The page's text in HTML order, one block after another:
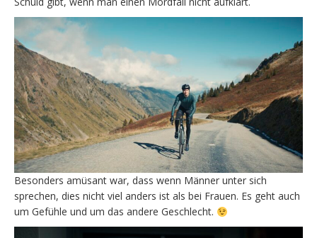
Besonders amüsant war, dass wenn Männer unter sich
sprechen, dies nicht viel anders ist als bei Frauen. Es geht auch
um Gefühle und um das andere Geschlecht.